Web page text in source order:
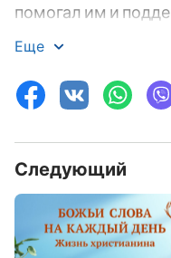
помогал им и
ни трудился или
требований людям,
снисходительным
Период Благодати
«достойный любви
людей того
был Иисус и чем
и милосердие. Он
Еще
Следующий